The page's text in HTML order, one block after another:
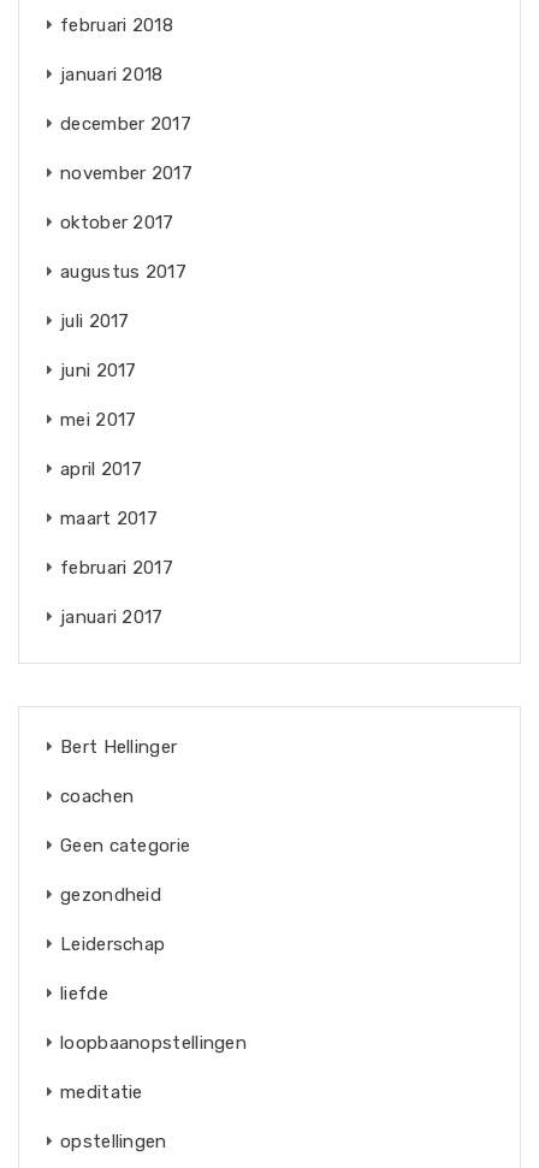
februari 2018
januari 2018
december 2017
november 2017
oktober 2017
augustus 2017
juli 2017
juni 2017
mei 2017
april 2017
maart 2017
februari 2017
januari 2017
Bert Hellinger
coachen
Geen categorie
gezondheid
Leiderschap
liefde
loopbaanopstellingen
meditatie
opstellingen